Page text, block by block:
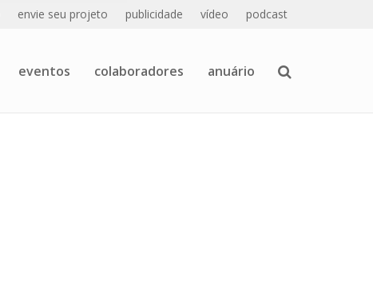
envie seu projeto publicidade vídeo podcast
eventos colaboradores anuário